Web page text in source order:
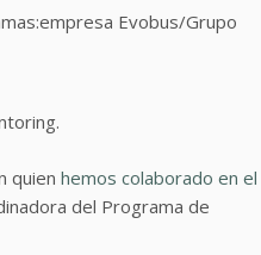
Evobus/Grupo
quien hemos colaborado en el
del Programa de